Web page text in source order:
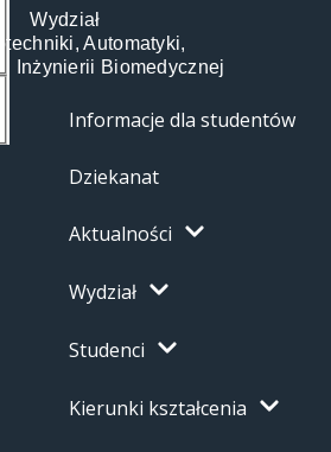
Wydział
Automatyki,
i Inżynierii Biomedycznej
Informacje dla studentów
Dziekanat
Aktualności
Wydział
Studenci
Kierunki kształcenia